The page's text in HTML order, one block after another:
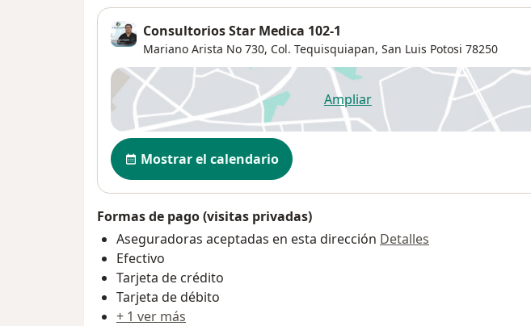
Consultorios Star Medica 102-1
Mariano Arista No 730, Col. Tequisquiapan, San Luis Potosi 78250
Ampliarse abre en una nueva pestaña
Disponibilidad
Mostrar el calendario
Formas de pago (visitas privadas)
Aseguradoras aceptadas en esta dirección Detalles
Efectivo
Tarjeta de crédito
Tarjeta de débito
+ 1 ver más